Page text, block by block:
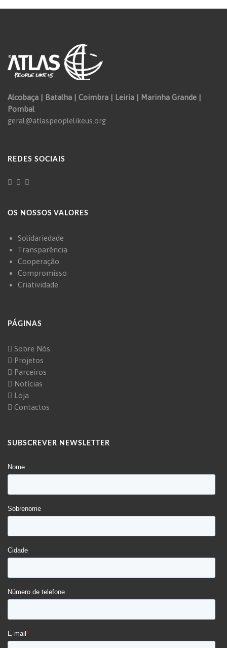
Alcobaça | Batalha | Coimbra | Leiria | Marinha Grande |
Pombal
geral@atlaspeoplelikeus.org
REDES SOCIAIS
OS NOSSOS VALORES
Solidariedade
Transparência
Cooperação
Compromisso
Criatividade
PÁGINAS
Sobre Nós
Projetos
Parceiros
Notícias
Loja
Contactos
SUBSCREVER NEWSLETTER